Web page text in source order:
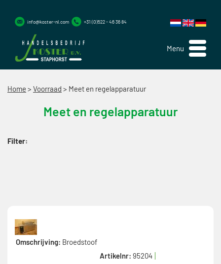
Menu
info@koster-nl.com +31 (0)522 - 46 36 84
Home > Voorraad > Meet en regelapparatuur
Meet en regelapparatuur
Filter:
Omschrijving: Broedstoof
Artikelnr: 95204